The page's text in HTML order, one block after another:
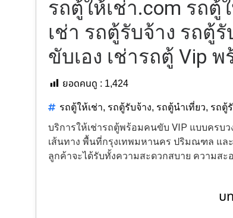
รถตู้ให้เช่า.com รถตู้
เช่า รถตู้รับจ้าง รถตู้
ขับเอง เช่ารถตู้ Vip
ยอดคนดู : 1,424
รถตู้ให้เช่า, รถตู้รับจ้าง, รถตู้นำเที่ยว, รถตู้
บริการให้เช่ารถตู้พร้อมคนขับ VIP แบบครบ
เส้นทาง พื้นที่กรุงเทพมหานคร ปริมณฑล และ
ลูกค้าจะได้รับทั้งความสะดวกสบาย ความส
บ